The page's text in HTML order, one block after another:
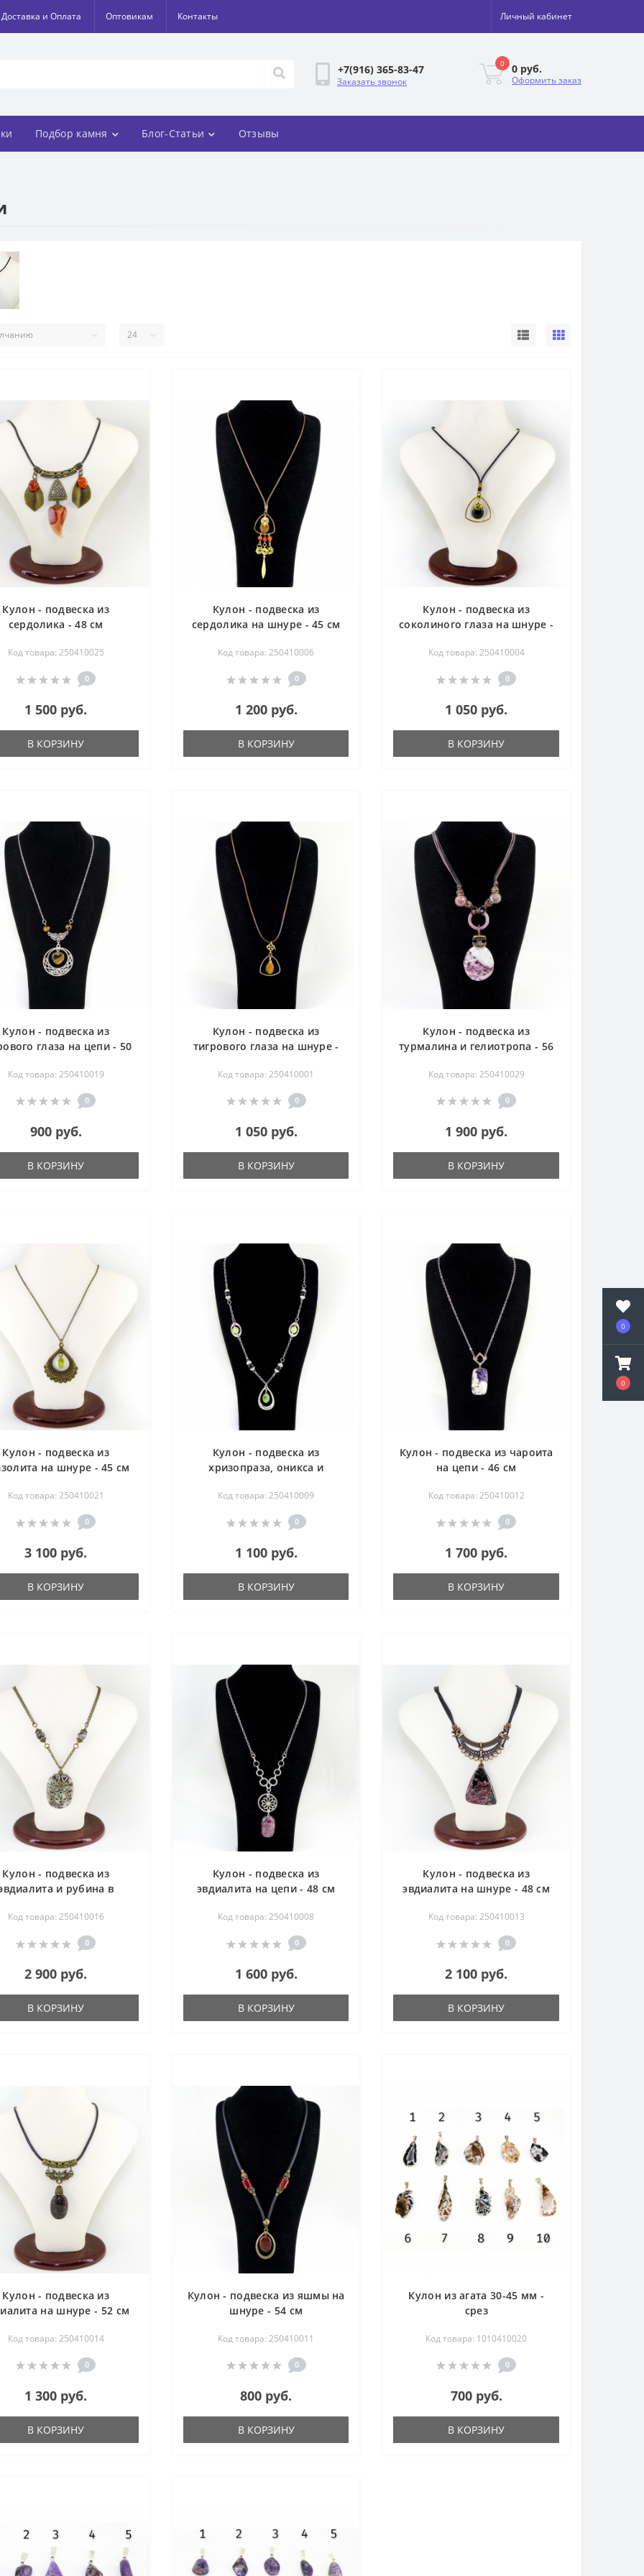
0
0
Доставка и Оплата Оптовикам Контакты Личный кабинет
+7(916) 365-83-47
Заказать звонок
0 0 руб.
Оформить заказ
Подбор камня Блог-Статьи Отзывы
Кулон - подвеска из
сердолика - 48 см
Код товара: 250410025
0
1 500 руб.
В КОРЗИНУ
Кулон - подвеска из
сердолика на шнуре - 45 см
Код товара: 250410006
0
1 200 руб.
В КОРЗИНУ
Кулон - подвеска из
соколиного глаза на шнуре -
Код товара: 250410004
0
1 050 руб.
В КОРЗИНУ
Кулон - подвеска из
глаза на цепи - 50
Код товара: 250410019
0
900 руб.
В КОРЗИНУ
Кулон - подвеска из
тигрового глаза на шнуре -
Код товара: 250410001
0
1 050 руб.
В КОРЗИНУ
Кулон - подвеска из
турмалина и гелиотропа - 56
Код товара: 250410029
0
1 900 руб.
В КОРЗИНУ
Кулон - подвеска из
на шнуре - 45 см
Код товара: 250410021
0
3 100 руб.
В КОРЗИНУ
Кулон - подвеска из
хризопраза, оникса и
Код товара: 250410009
0
1 100 руб.
В КОРЗИНУ
Кулон - подвеска из чароита
на цепи - 46 см
Код товара: 250410012
0
1 700 руб.
В КОРЗИНУ
Кулон - подвеска из
и рубина в
Код товара: 250410016
0
2 900 руб.
В КОРЗИНУ
Кулон - подвеска из
эвдиалита на цепи - 48 см
Код товара: 250410008
0
1 600 руб.
В КОРЗИНУ
Кулон - подвеска из
эвдиалита на шнуре - 48 см
Код товара: 250410013
0
2 100 руб.
В КОРЗИНУ
Кулон - подвеска из
на шнуре - 52 см
Код товара: 250410014
0
1 300 руб.
В КОРЗИНУ
Кулон - подвеска из яшмы на
шнуре - 54 см
Код товара: 250410011
0
800 руб.
В КОРЗИНУ
Кулон из агата 30-45 мм -
срез
Код товара: 1010410020
0
700 руб.
В КОРЗИНУ